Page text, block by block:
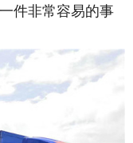
件非常容易的事